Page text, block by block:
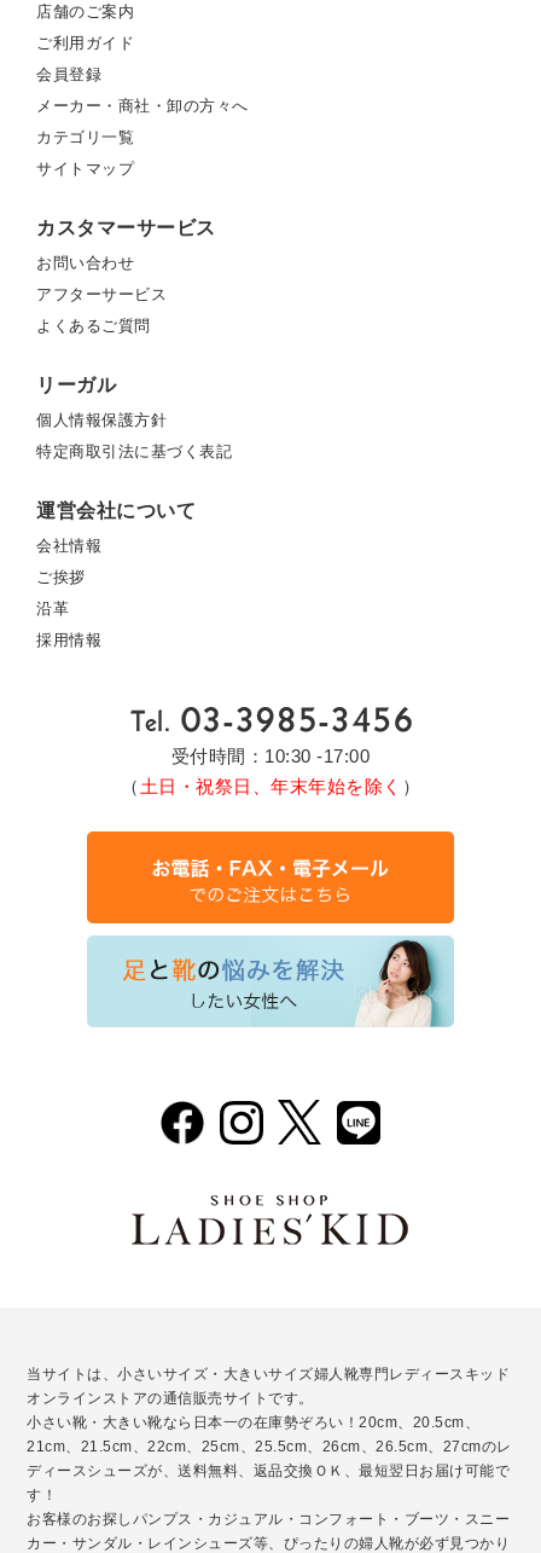
店舗のご案内
ご利用ガイド
会員登録
メーカー・商社・卸の方々へ
カテゴリ一覧
サイトマップ
カスタマーサービス
お問い合わせ
アフターサービス
よくあるご質問
リーガル
個人情報保護方針
特定商取引法に基づく表記
運営会社について
会社情報
ご挨拶
沿革
採用情報
受付時間：10:30 -17:00
（ 土日・祝祭日、年末年始を除く ）
当サイトは、小さいサイズ・大きいサイズ婦人靴専門レディースキッド
オンラインストアの通信販売サイトです。
小さい靴・大きい靴なら日本一の在庫勢ぞろい！20cm、20.5cm、
21cm、21.5cm、22cm、25cm、25.5cm、26cm、26.5cm、27cmのレ
ディースシューズが、送料無料、返品交換ＯＫ、最短翌日お届け可能で
す！
お客様のお探しパンプス・カジュアル・コンフォート・ブーツ・スニー
カー・サンダル・レインシューズ等、ぴったりの婦人靴が必ず見つかり